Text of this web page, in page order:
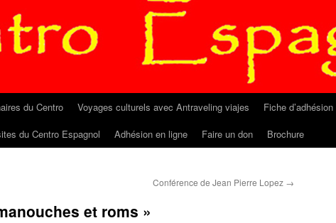
du Centro Voyages culturels avec Antraveling viajes Fiche d’adhésion
du Centro Espagnol Adhésion en ligne Faire un don Brochure
Conférence de Jean Pierre Lopez →
et roms »